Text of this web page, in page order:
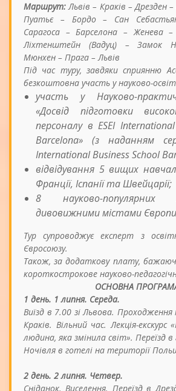
Маршрут:Львів – Краків – Дрезден
Пуатьє – Бордо – Сан
Сарагоса – Барселона – Женева
Ліхтенштейн (Вадуц) – Замок
Мюнхен – Прага – Львів
Під час туру, завдяки сприянню
безкоштовна участь у науково-
участь у Науково-
«Досвід підготовки
персоналу в ESEI
Barcelona» (з наданням
International Business School
відвідування 5 вищих
Франції, Іспанії та Швейцарії;
8 науково-популярних
дивовижними містами
Тур супроводжує експерт з
Євросоюзу.
Також, за додаткову плату,
короткострокове науково-
ОСНОВНА
1 день. 1 липня. Середа.
Виїзд в 7.00 зі Львова. Проходження
Краків. Вільний час. Лекція-
людина, яка змінила світ». Переїзд в
Ночівля в готелі на території
2 день. 2 липня. Четвер.
Сніданок. Виселення. Переїзд в